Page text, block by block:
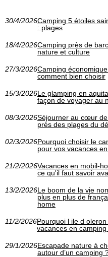
30/4/2026Camping 5 étoiles
: plages
18/4/2026Camping près de
nature et culture
27/3/2026Camping
comment bien choisir
15/3/2026Le glamping en
façon de voyager au
08/3/2026Séjourner au cœur de
près des plages du
02/3/2026Pourquoi choisir le
pour vos vacances
21/2/2026Vacances en mobil-
ce qu'il faut savoir
13/2/2026Le boom de la vie
plus en plus de
home
11/2/2026Pourquoi l ile d
vacances en camping
29/1/2026Escapade nature à
autour d’un camping